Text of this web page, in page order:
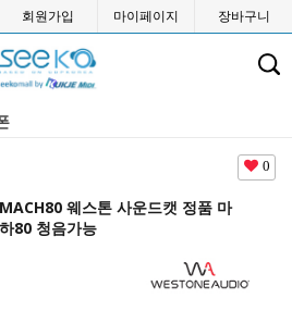
회원가입 마이페이지 장바구니
0
웨스톤 사운드캣 정품 마
하80 청음가능